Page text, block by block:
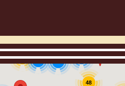
48
10 4